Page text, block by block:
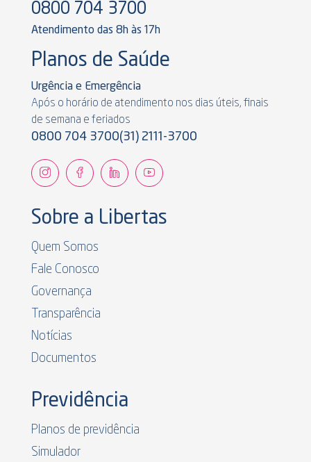
0800 704 3700
Atendimento das 8h às 17h
Planos de Saúde
Urgência e Emergência
Após o horário de atendimento nos dias úteis, finais
de semana e feriados
0800 704 3700(31) 2111-3700
Sobre a Libertas
Quem Somos
Fale Conosco
Governança
Transparência
Notícias
Documentos
Previdência
Planos de previdência
Simulador